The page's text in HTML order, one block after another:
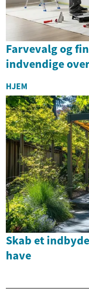
Farvevalg og
indvendige
HJEM
Skab et
have